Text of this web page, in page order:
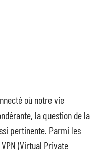
où notre vie
la question de la
pertinente. Parmi les
(Virtual Private